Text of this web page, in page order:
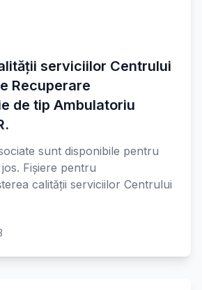
serviciilor Centrului
Recuperare
de tip Ambulatoriu
sunt disponibile pentru
Fișiere pentru
calității serviciilor Centrului